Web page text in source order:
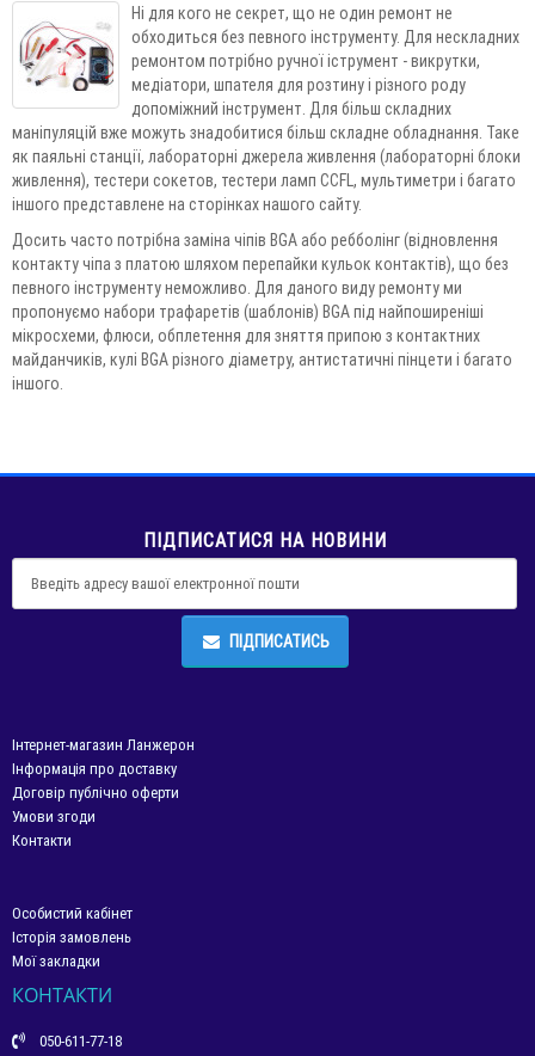
Ні для кого не секрет, що не один ремонт не
обходиться без певного інструменту. Для нескладних
ремонтом потрібно ручної іструмент - викрутки,
медіатори, шпателя для розтину і різного роду
допоміжний інструмент. Для більш складних
маніпуляцій вже можуть знадобитися більш складне обладнання. Таке
як паяльні станції, лабораторні джерела живлення (лабораторні блоки
живлення), тестери сокетов, тестери ламп CCFL, мультиметри і багато
іншого представлене на сторінках нашого сайту.
Досить часто потрібна заміна чіпів BGA або ребболінг (відновлення
контакту чіпа з платою шляхом перепайки кульок контактів), що без
певного інструменту неможливо. Для даного виду ремонту ми
пропонуємо набори трафаретів (шаблонів) BGA під найпоширеніші
мікросхеми, флюси, обплетення для зняття припою з контактних
майданчиків, кулі BGA різного діаметру, антистатичні пінцети і багато
іншого.
ПІДПИСАТИСЯ НА НОВИНИ
ПІДПИСАТИСЬ
Інтернет-магазин Ланжерон
Інформація про доставку
Договір публічно оферти
Умови згоди
Контакти
Особистий кабінет
Історія замовлень
Мої закладки
КОНТАКТИ
050-611-77-18